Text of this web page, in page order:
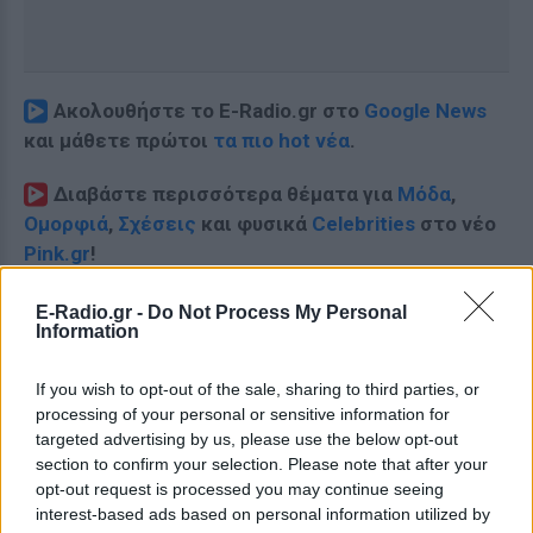
E-Radio.gr - Do Not Process My Personal
Information
If you wish to opt-out of the sale, sharing to third parties, or
processing of your personal or sensitive information for
targeted advertising by us, please use the below opt-out
section to confirm your selection. Please note that after your
opt-out request is processed you may continue seeing
interest-based ads based on personal information utilized by
Ακολουθήστε το E-Radio.gr στο Google News
και μάθετε πρώτοι τα πιο hot νέα.
Διαβάστε περισσότερα θέματα για Μόδα,
Ομορφιά, Σχέσεις και φυσικά Celebrities στο νέο
Pink.gr!
Ακολουθήστε το E-Radio.gr και στο Instagram